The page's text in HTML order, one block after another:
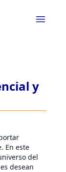
y
En este
del
desean